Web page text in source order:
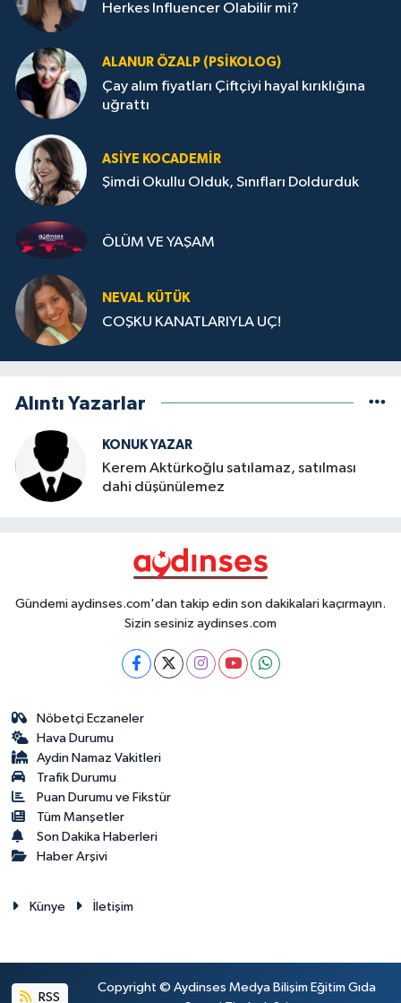
Herkes Influencer Olabilir mi?
ALANUR ÖZALP (PSIKOLOG)
Çay alım fiyatları Çiftçiyi hayal kırıklığına
uğrattı
ASIYE KOCADEMİR
Şimdi Okullu Olduk, Sınıfları Doldurduk
ÖLÜM VE YAŞAM
NEVAL KÜTÜK
COŞKU KANATLARIYLA UÇ!
Alıntı Yazarlar
KONUK YAZAR
Kerem Aktürkoğlu satılamaz, satılması
dahi düşünülemez
Gündemi aydinses.com'dan takip edin son dakikalari kaçırmayın.
Sizin sesiniz aydinses.com
Nöbetçi Eczaneler
Hava Durumu
Aydin Namaz Vakitleri
Trafik Durumu
Puan Durumu ve Fikstür
Tüm Manşetler
Son Dakika Haberleri
Haber Arşivi
Künye İletişim
RSS
Copyright © Aydinses Medya Bilişim Eğitim Gıda